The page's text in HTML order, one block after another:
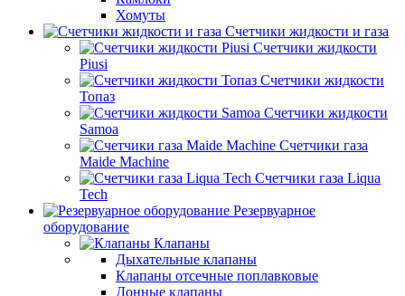
Хомуты
Счетчики жидкости и газа
Счетчики жидкости
Piusi
Счетчики жидкости
Топаз
Счетчики жидкости
Samoa
Счетчики газа
Maide Machine
Счетчики газа Liqua
Tech
Резервуарное
оборудование
Клапаны
Дыхательные клапаны
Клапаны отсечные поплавковые
Донные клапаны